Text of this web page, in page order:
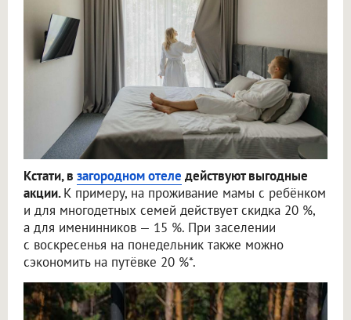
Кстати, в загородном отеле действуют выгодные
акции.К примеру, на проживание мамы с ребёнком
и для многодетных семей действует скидка 20 %,
а для именинников — 15 %. При заселении
с воскресенья на понедельник также можно
сэкономить на путёвке 20 %*.